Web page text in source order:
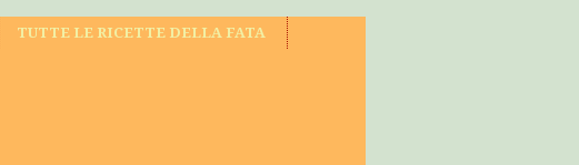
TUTTE LE RICETTE DELLA FATA